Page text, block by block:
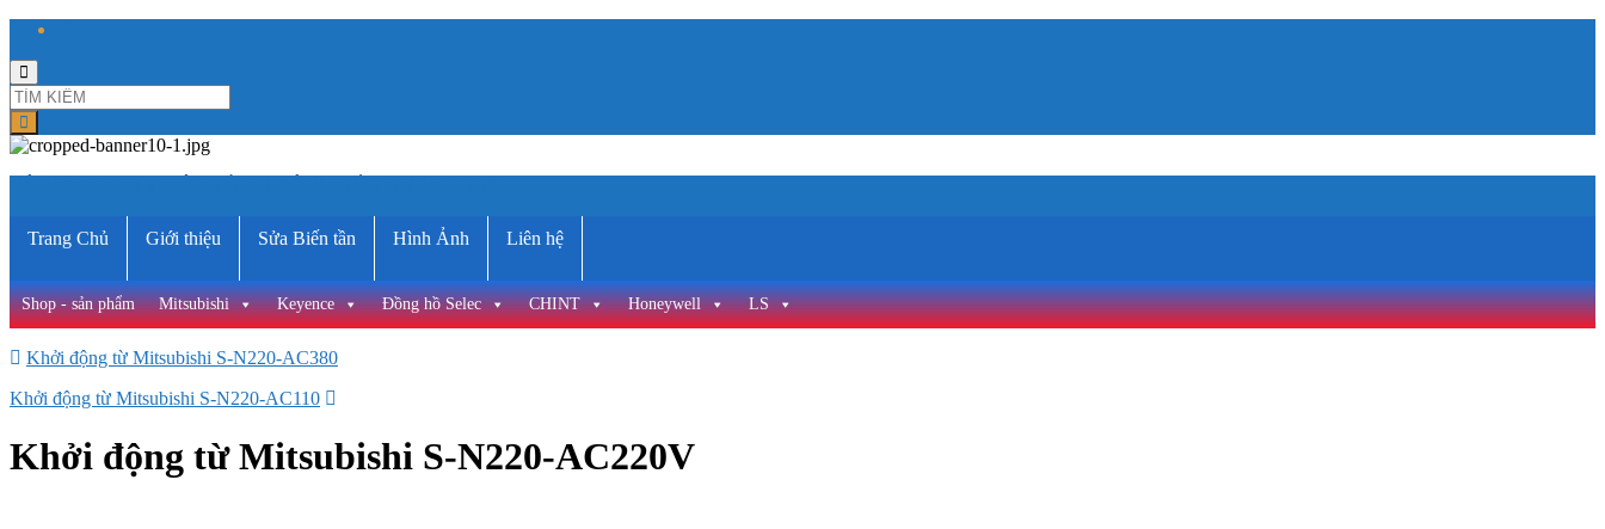
Toggle
search
form
Trang Chủ Giới thiệu Sửa Biến tần Hình Ảnh Liên hệ
Shop - sản phẩm Mitsubishi Keyence Đồng hồ Selec CHINT Honeywell LS
Khởi động từ Mitsubishi S-N220-AC380
Khởi động từ Mitsubishi S-N220-AC110
Khởi động từ Mitsubishi S-N220-AC220V